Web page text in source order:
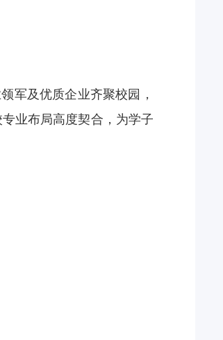
军及优质企业齐聚校园，
业布局高度契合，为学子